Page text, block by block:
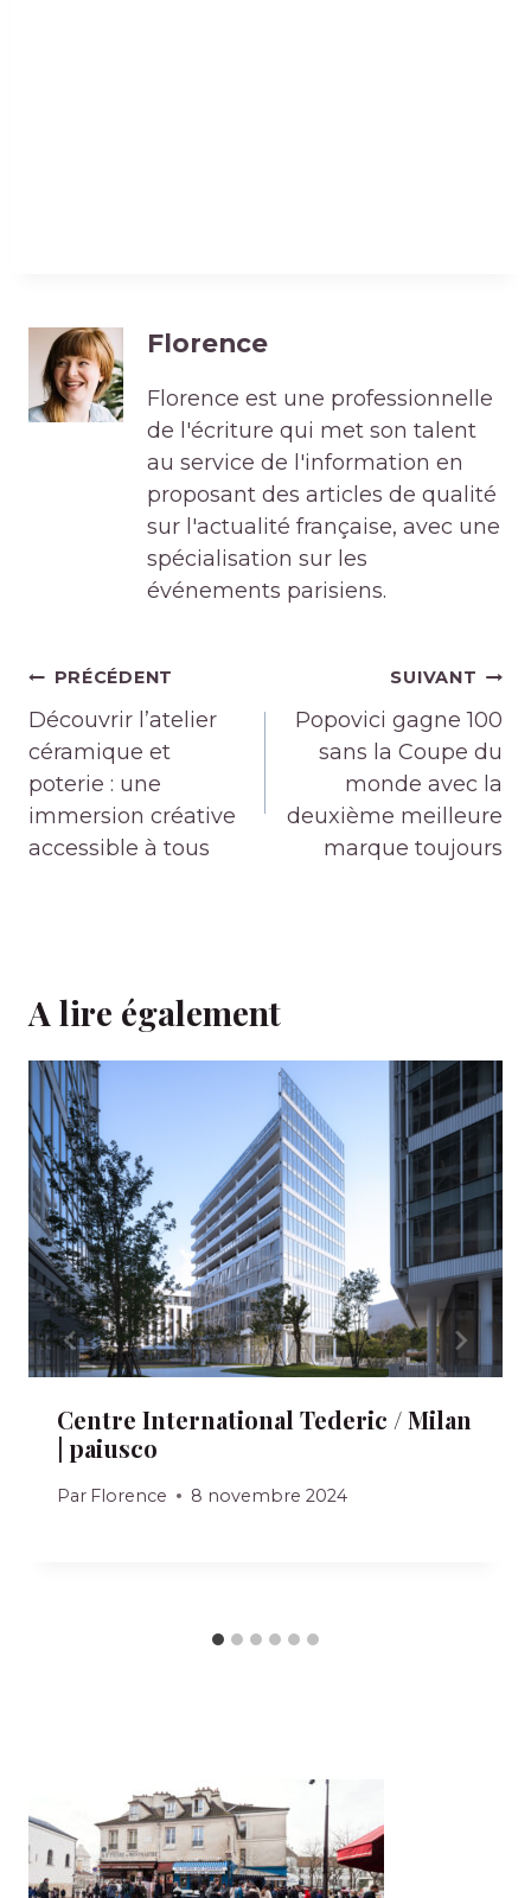
Florence
Florence est une professionnelle
de l'écriture qui met son talent
au service de l'information en
proposant des articles de qualité
sur l'actualité française, avec une
spécialisation sur les
événements parisiens.
Navigation
de
l’article
PRÉCÉDENT
Découvrir l’atelier
céramique et
poterie : une
immersion créative
accessible à tous
SUIVANT
Popovici gagne 100
sans la Coupe du
monde avec la
deuxième meilleure
marque toujours
A lire également
Centre International Tederic / Milan
| paiusco
Par Florence 8 novembre 2024